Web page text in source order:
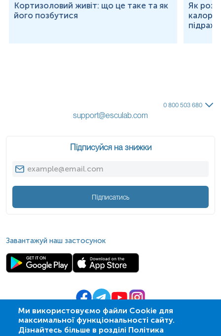
Кортизоловий живіт: що це таке та як
його позбутися
Як
Ми використовуємо файли Cookie для
максимальної функціональності сайту.
Дізнайтесь більше в розділі Політика
0 800 503 680
support@esculab.com
Підписуйся на знижки
Підписатись
Завантажуй наш застосунок
© 2009- 2026 | ПСМЛ «Ескулаб»